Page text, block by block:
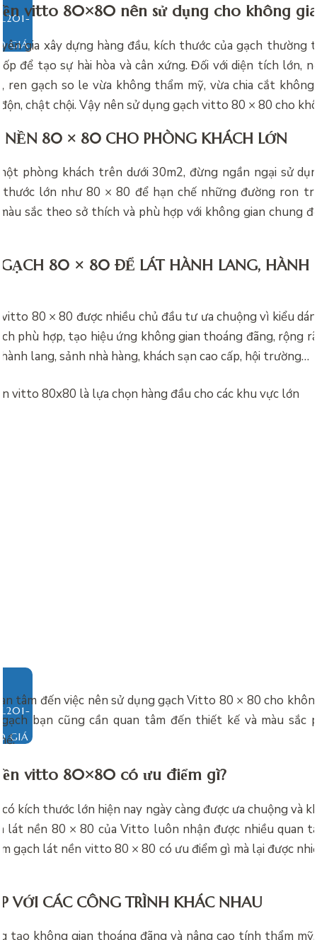
GIÁ
vitto 80×80 nên sử dụng cho không
gia xây dựng hàng đầu, kích thước của gạch thường
để tạo sự hài hòa và cân xứng. Đối với diện tích lớn,
ren gạch so le vừa không thẩm mỹ, vừa chia cắt
chật chội. Vậy nên sử dụng gạch vitto 80 × 80 cho
NỀN 80 × 80 CHO PHÒNG KHÁCH LỚN
phòng khách trên dưới 30m2, đừng ngần ngại sử
lớn như 80 × 80 để hạn chế những đường ron
sắc theo sở thích và phù hợp với không gian chung
80 × 80 ĐỂ LÁT HÀNH LANG, HÀNH
vitto 80 × 80 được nhiều chủ đầu tư ưa chuộng vì kiểu
phù hợp, tạo hiệu ứng không gian thoáng đãng, rộng
lang, sảnh nhà hàng, khách sạn cao cấp, hội trường…
GIÁ
tâm đến việc nên sử dụng gạch Vitto 80 × 80 cho
bạn cũng cần quan tâm đến thiết kế và màu sắc
vitto 80×80 có ưu điểm gì?
kích thước lớn hiện nay ngày càng được ưa chuộng và
lát nền 80 × 80 của Vitto luôn nhận được nhiều quan
gạch lát nền vitto 80 × 80 có ưu điểm gì mà lại được
VỚI CÁC CÔNG TRÌNH KHÁC NHAU
tạo không gian thoáng đãng và nâng cao tính thẩm